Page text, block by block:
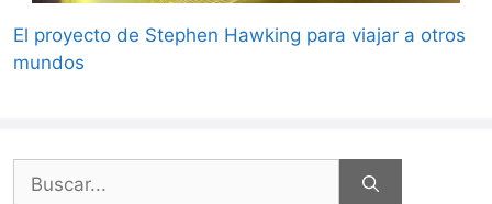
El proyecto de Stephen Hawking para viajar a otros
mundos